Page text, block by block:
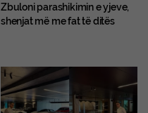
Zbuloni parashikimin e yjeve,
shenjat më me fat të ditës